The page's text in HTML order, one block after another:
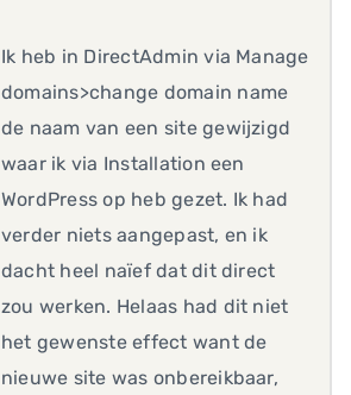
Ik heb in DirectAdmin via Manage
domains>change domain name
de naam van een site gewijzigd
waar ik via Installation een
WordPress op heb gezet. Ik had
verder niets aangepast, en ik
dacht heel naïef dat dit direct
zou werken. Helaas had dit niet
het gewenste effect want de
nieuwe site was onbereikbaar,